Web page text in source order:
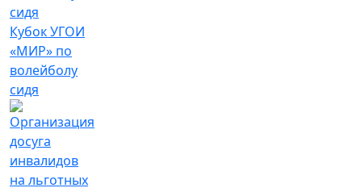
Кубок УГОИ
«МИР» по
волейболу
сидя